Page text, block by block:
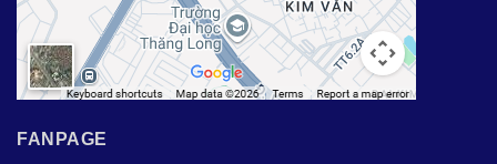
FANPAGE